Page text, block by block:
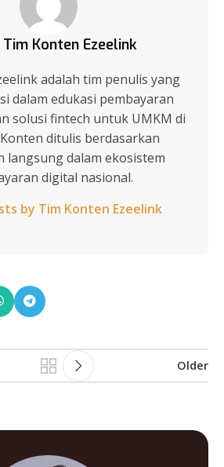
Konten Ezeelink
adalah tim penulis yang
dalam edukasi pembayaran
solusi fintech untuk UMKM di
ditulis berdasarkan
langsung dalam ekosistem
digital nasional.
by Tim Konten Ezeelink
Older